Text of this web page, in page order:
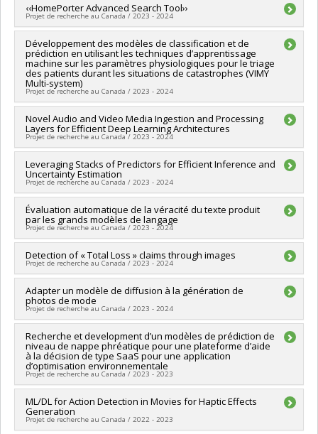
Chercheur principal :Ioannis Mitliagkas
Sources de financement :MITACS Inc.
Programmes de subvention :PVXXXXXX-Stage Accélération
Québec - MITACS
‹‹HomePorter Advanced Search Tool››
Projet de recherche au Canada / 2023 - 2024
Chercheur principal : Ioannis Mitliagkas
Sources de financement : MITACS Inc.
Programmes de subvention :PVXXXXXX-Stage Accélération
Québec - MITACS
Développement des modèles de classification et de
prédiction en utilisant les techniques d’apprentissage
machine sur les paramètres physiologiques pour le triage
des patients durant les situations de catastrophes (VIMY
Multi-system)
Projet de recherche au Canada / 2023 - 2024
Chercheur principal :Ioannis Mitliagkas
Sources de financement :MITACS Inc.
Programmes de subvention :
Novel Audio and Video Media Ingestion and Processing
Layers for Efficient Deep Learning Architectures
Projet de recherche au Canada / 2023 - 2024
Chercheur principal : Ioannis Mitliagkas
Sources de financement :MITACS Inc.
Programmes de subvention :
Québec - MITACS
Leveraging Stacks of Predictors for Efficient Inference and
Uncertainty Estimation
Projet de recherche au Canada / 2023 - 2024
Chercheur principal : Ioannis Mitliagkas
Sources de financement :MITACS Inc.
Programmes de subvention :
Évaluation automatique de la véracité du texte produit
par les grands modèles de langage
Projet de recherche au Canada / 2023 - 2024
Chercheur principal :Ioannis Mitliagkas
Sources de financement :MITACS Inc.
Programmes de subvention :PVXXXXXX-Stage Accélération
Québec - MITACS
Detection of « Total Loss » claims through images
Projet de recherche au Canada / 2023 - 2024
Chercheur principal :Ioannis Mitliagkas
Sources de financement :MITACS Inc.
Programmes de subvention :
Adapter un modèle de diffusion à la génération de
photos de mode
Projet de recherche au Canada / 2023 - 2024
Chercheur principal : Ioannis Mitliagkas
Sources de financement :MITACS Inc.
Programmes de subvention :PVXXXXXX-Stage Accélération
Québec - MITACS
Recherche et development d’un modèles de prédiction de
niveau de nappe phréatique pour une plateforme d’aide
à la décision de type SaaS pour une application
d’optimisation environnementale
Projet de recherche au Canada / 2023 - 2023
Chercheur principal :Ioannis Mitliagkas
Sources de financement :MITACS Inc.
Programmes de subvention :
ML/DL for Action Detection in Movies for Haptic Effects
Generation
Projet de recherche au Canada / 2022 - 2023